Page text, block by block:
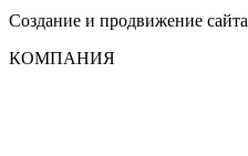
Создание и продвижение сайта
КОМПАНИЯ